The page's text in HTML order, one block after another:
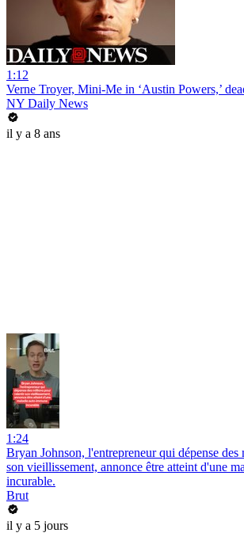
1:12
Verne Troyer, Mini-Me in ‘Austin Powers,’
NY Daily News
il y a 8 ans
1:24
Bryan Johnson, l'entrepreneur qui dépense
son vieillissement, annonce être atteint d'une
incurable.
Brut
il y a 5 jours